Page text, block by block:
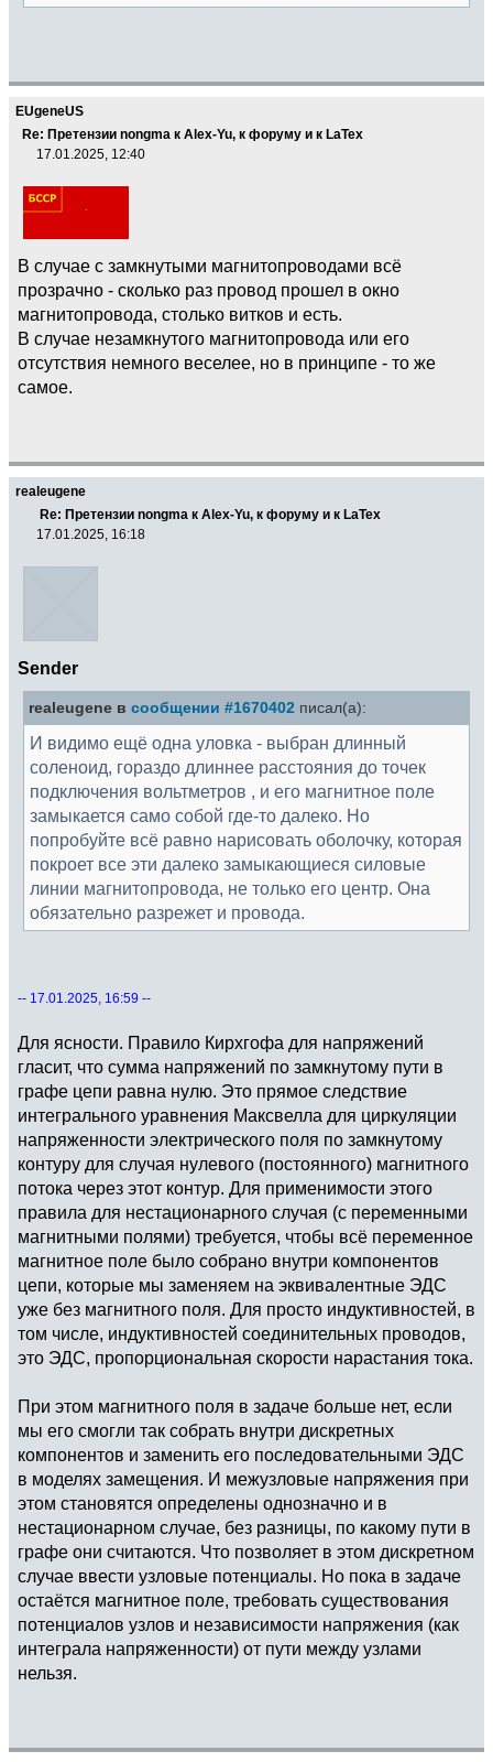
EUgeneUS
Re: Претензии nongma к Alex-Yu, к форуму и к LaTex
17.01.2025, 12:40
В случае с замкнутыми магнитопроводами всё
прозрачно - сколько раз провод прошел в окно
магнитопровода, столько витков и есть.
В случае незамкнутого магнитопровода или его
отсутствия немного веселее, но в принципе - то же
самое.
realeugene
Re: Претензии nongma к Alex-Yu, к форуму и к LaTex
17.01.2025, 16:18
Sender
realeugene в сообщении #1670402 писал(а):
И видимо ещё одна уловка - выбран длинный
соленоид, гораздо длиннее расстояния до точек
подключения вольтметров , и его магнитное поле
замыкается само собой где-то далеко. Но
попробуйте всё равно нарисовать оболочку, которая
покроет все эти далеко замыкающиеся силовые
линии магнитопровода, не только его центр. Она
обязательно разрежет и провода.
-- 17.01.2025, 16:59 --
Для ясности. Правило Кирхгофа для напряжений
гласит, что сумма напряжений по замкнутому пути в
графе цепи равна нулю. Это прямое следствие
интегрального уравнения Максвелла для циркуляции
напряженности электрического поля по замкнутому
контуру для случая нулевого (постоянного) магнитного
потока через этот контур. Для применимости этого
правила для нестационарного случая (с переменными
магнитными полями) требуется, чтобы всё переменное
магнитное поле было собрано внутри компонентов
цепи, которые мы заменяем на эквивалентные ЭДС
уже без магнитного поля. Для просто индуктивностей, в
том числе, индуктивностей соединительных проводов,
это ЭДС, пропорциональная скорости нарастания тока.
При этом магнитного поля в задаче больше нет, если
мы его смогли так собрать внутри дискретных
компонентов и заменить его последовательными ЭДС
в моделях замещения. И межузловые напряжения при
этом становятся определены однозначно и в
нестационарном случае, без разницы, по какому пути в
графе они считаются. Что позволяет в этом дискретном
случае ввести узловые потенциалы. Но пока в задаче
остаётся магнитное поле, требовать существования
потенциалов узлов и независимости напряжения (как
интеграла напряженности) от пути между узлами
нельзя.